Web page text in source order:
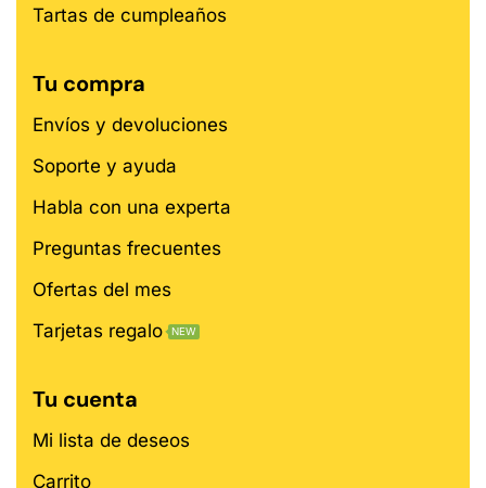
Tartas de cumpleaños
Tu compra
Envíos y devoluciones
Soporte y ayuda
Habla con una experta
Preguntas frecuentes
Ofertas del mes
Tarjetas regalo
NEW
Tu cuenta
Mi lista de deseos
Carrito